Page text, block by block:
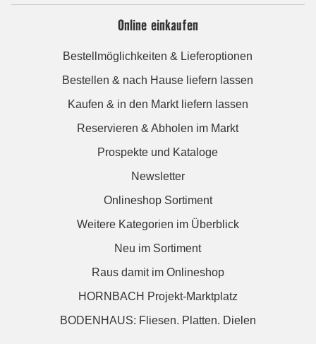
Online einkaufen
Bestellmöglichkeiten & Lieferoptionen
Bestellen & nach Hause liefern lassen
Kaufen & in den Markt liefern lassen
Reservieren & Abholen im Markt
Prospekte und Kataloge
Newsletter
Onlineshop Sortiment
Weitere Kategorien im Überblick
Neu im Sortiment
Raus damit im Onlineshop
HORNBACH Projekt-Marktplatz
BODENHAUS: Fliesen. Platten. Dielen